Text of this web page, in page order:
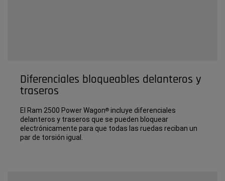
Diferenciales bloqueables delanteros y
traseros
El Ram 2500 Power Wagon® incluye diferenciales
delanteros y traseros que se pueden bloquear
electrónicamente para que todas las ruedas reciban un
par de torsión igual.